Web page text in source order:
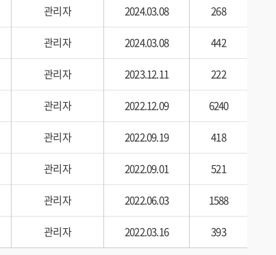
관리자 2024.03.08 268
관리자 2024.03.08 442
관리자 2023.12.11 222
관리자 2022.12.09 6240
관리자 2022.09.19 418
관리자 2022.09.01 521
관리자 2022.06.03 1588
관리자 2022.03.16 393